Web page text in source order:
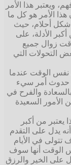
ويعتبر هذا الأمر
هذا الأمر هو كل ما
شكل أحلام، حيث
أكبر الأدلة، على
زوال جميع
التحولات التي
نفس الوقت عندما
حدوث أمر سيء
بالسعادة والفرح في
الأمور السعيدة
يعتبر من أكبر
أنه يدل على التقدم
في الأيام
الوقت أنها سوف
على الخير والرزق